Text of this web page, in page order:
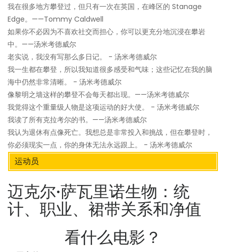
我在很多地方攀登过，但只有一次在英国，在峰区的 Stanage
Edge。——Tommy Caldwell
如果你不必因为不喜欢社交而担心，你可以更充分地沉浸在攀岩
中。——汤米考德威尔
老实说，我没有写那么多日记。 - 汤米考德威尔
我一生都在攀登，所以我知道很多感受和气味；这些记忆在我的脑
海中仍然非常清晰。 - 汤米考德威尔
像黎明之墙这样的攀登不会每天都出现。——汤米考德威尔
我觉得这个重量级人物是这项运动的好大使。 - 汤米考德威尔
我读了所有克拉考尔的书。——汤米考德威尔
我认为退休有点像死亡。我想总是非常投入和挑战，但在攀登时，
你必须现实一点，你的身体无法永远跟上。 - 汤米考德威尔
运动员
迈克尔·萨瓦里诺生物：统
计、职业、裙带关系和净值
看什么电影？